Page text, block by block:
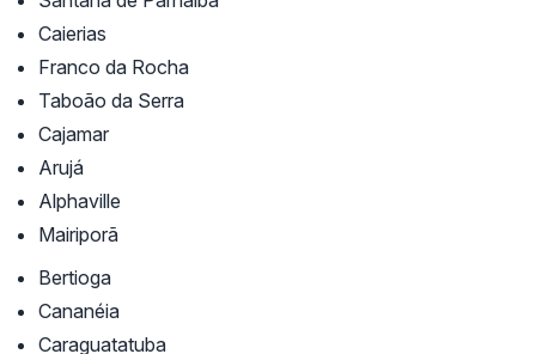
Caierias
Franco da Rocha
Taboão da Serra
Cajamar
Arujá
Alphaville
Mairiporã
Bertioga
Cananéia
Caraguatatuba